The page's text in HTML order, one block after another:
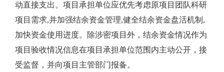
动直接支出。项目承担单位应优先考虑原项目团队科研
项目需求,并加强结余资金管理,健全结余资金盘活机制,
加快资金使用进度。除涉密项目外，结余资金情况作为
项目验收情况信息在项目承担单位范围内主动公开，接
受监督，并向项目主管部门报备。